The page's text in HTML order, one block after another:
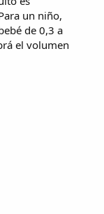
un niño,
de 0,3 a
el volumen